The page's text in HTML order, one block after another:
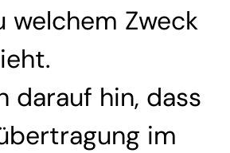
welchem Zweck
darauf hin, dass
im